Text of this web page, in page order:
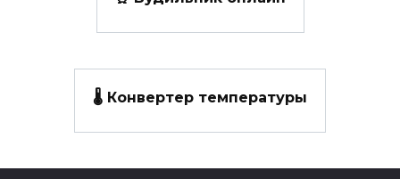
🌡️ Конвертер температуры